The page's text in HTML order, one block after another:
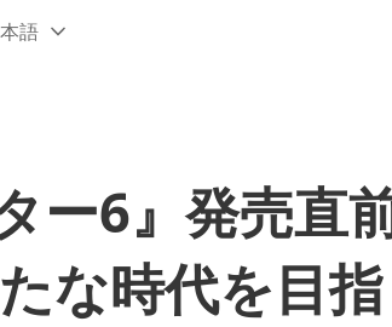
語
ー6』発売直
な時代を目